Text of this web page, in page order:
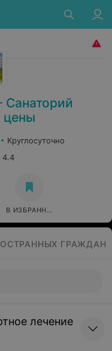
Санаторий
цены
Круглосуточно
4.4
В ИЗБРАННОЕ
ГРАЖДАН
лечение